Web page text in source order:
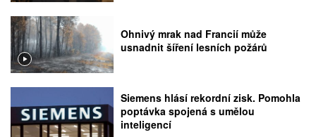
Ohnivý mrak nad Francií může
usnadnit šíření lesních požárů
Siemens hlásí rekordní zisk. Pomohla
poptávka spojená s umělou
inteligencí